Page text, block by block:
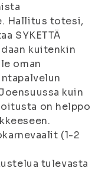
Hallitus totesi,
SYKETTÄ
kuitenkin
oman
kuin
on helppo
(1-2
tulevasta